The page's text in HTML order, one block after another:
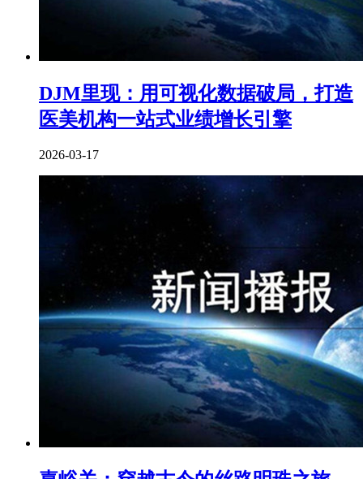
DJM里现：用可视化数据破局，打造
医美机构一站式业绩增长引擎
2026-03-17